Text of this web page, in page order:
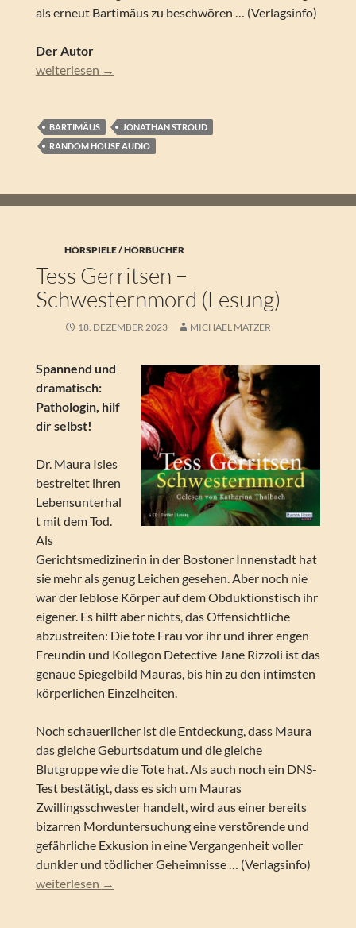
als erneut Bartimäus zu beschwören … (Verlagsinfo)
Der Autor
Jonathan Stroud – Bartimäus – Das Auge des Golem
weiterlesen →
BARTIMÄUS
JONATHAN STROUD
RANDOM HOUSE AUDIO
HÖRSPIELE / HÖRBÜCHER
Tess Gerritsen –
Schwesternmord (Lesung)
18. DEZEMBER 2023 MICHAEL MATZER
Spannend und
dramatisch:
Pathologin, hilf
dir selbst!
Dr. Maura Isles
bestreitet ihren
Lebensunterhal
t mit dem Tod.
Als
Gerichtsmedizinerin in der Bostoner Innenstadt hat
sie mehr als genug Leichen gesehen. Aber noch nie
war der leblose Körper auf dem Obduktionstisch ihr
eigener. Es hilft aber nichts, das Offensichtliche
abzustreiten: Die tote Frau vor ihr und ihrer engen
Freundin und Kollegon Detective Jane Rizzoli ist das
genaue Spiegelbild Mauras, bis hin zu den intimsten
körperlichen Einzelheiten.
Noch schauerlicher ist die Entdeckung, dass Maura
das gleiche Geburtsdatum und die gleiche
Blutgruppe wie die Tote hat. Als auch noch ein DNS-
Test bestätigt, dass es sich um Mauras
Zwillingsschwester handelt, wird aus einer bereits
bizarren Morduntersuchung eine verstörende und
gefährliche Exkusion in eine Vergangenheit voller
dunkler und tödlicher Geheimnisse … (Verlagsinfo)
Tess Gerritsen – Schwesternmord (Lesung)
weiterlesen →